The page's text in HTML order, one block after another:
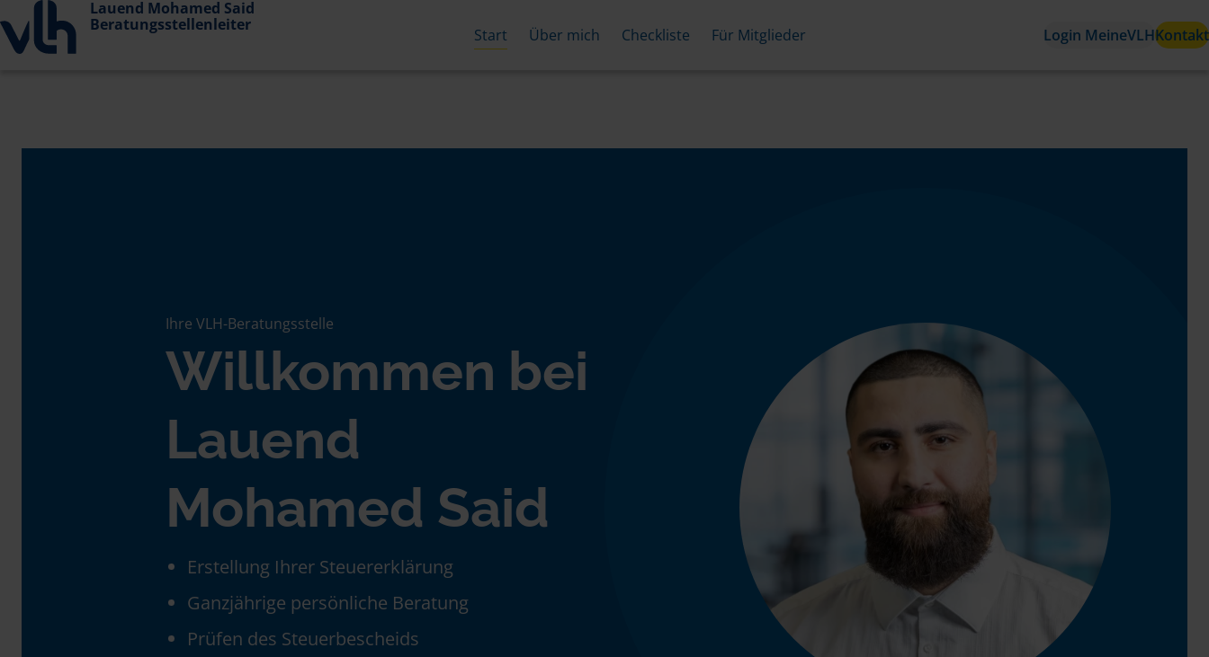
Lauend Mohamed Said
Beratungsstellenleiter
Start Über mich Checkliste Für Mitglieder Login MeineVLHKontakt
Ihre VLH-Beratungsstelle
Willkommen bei
Lauend
Mohamed Said
Erstellung Ihrer Steuererklärung
Ganzjährige persönliche Beratung
Prüfen des Steuerbescheids